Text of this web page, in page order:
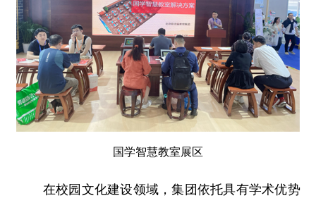
国学智慧教室展区
在校园文化建设领域，集团依托具有学术优势